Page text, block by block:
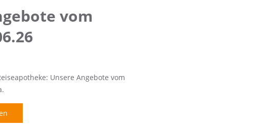
vom
Unsere Angebote vom